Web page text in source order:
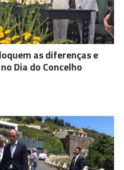
as diferenças e
Dia do Concelho